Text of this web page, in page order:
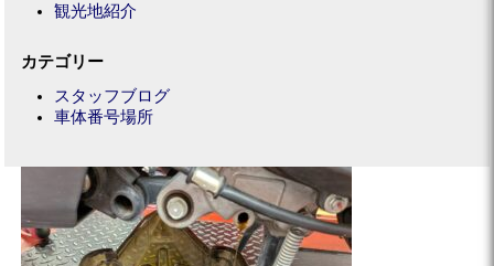
観光地紹介
カテゴリー
スタッフブログ
車体番号場所